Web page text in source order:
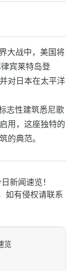
大战中，美国将
宾莱特岛登
对日本在太平洋
志性建筑悉尼歌
用，这座独特的
的典范。
新闻速览！
如有侵权请联系
览